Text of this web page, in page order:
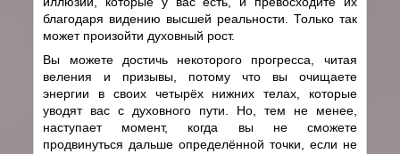
благодаря видению высшей реальности. Только так
может произойти духовный рост.
Вы можете достичь некоторого прогресса, читая
веления и призывы, потому что вы очищаете
энергии в своих четырёх нижних телах, которые
уводят вас с духовного пути. Но, тем не менее,
наступает момент, когда вы не сможете
продвинуться дальше определённой точки, если не